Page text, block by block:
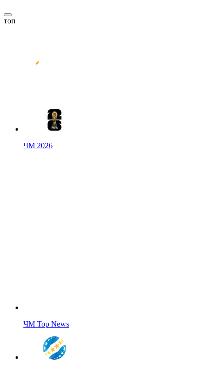
топ
ЧМ 2026
ЧМ Top News